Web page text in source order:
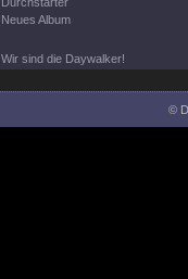
Neues Album
Wir sind die Daywalker!
©